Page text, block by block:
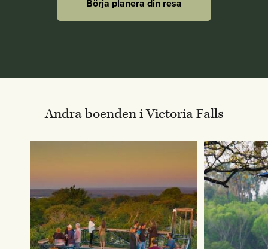
Börja planera din resa
Andra boenden i Victoria Falls